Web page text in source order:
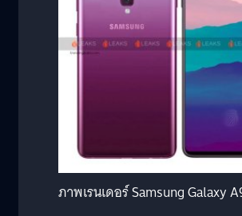
ภาพเรนเดอร์ Samsung Galaxy